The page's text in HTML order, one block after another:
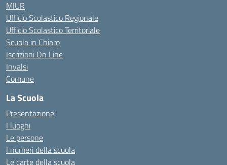
MIUR
Ufficio Scolastico Regionale
Ufficio Scolastico Territoriale
Scuola in Chiaro
Iscrizioni On Line
Invalsi
Comune
La Scuola
Presentazione
I luoghi
Le persone
I numeri della scuola
Le carte della scuola